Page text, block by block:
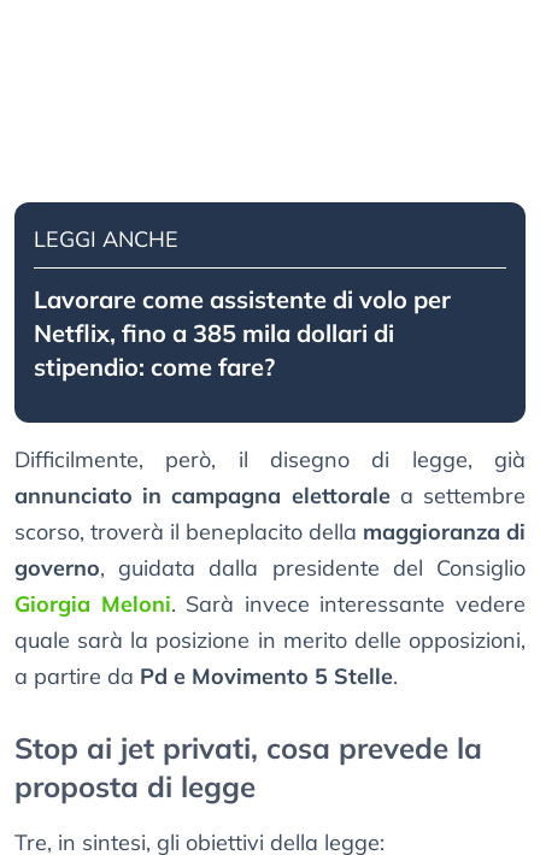
LEGGI ANCHE
Lavorare come assistente di volo per
Netflix, fino a 385 mila dollari di
stipendio: come fare?
Difficilmente, però, il disegno di legge, già
annunciato in campagna elettoralea settembre
scorso, troverà il beneplacito della maggioranza di
governo, guidata dalla presidente del Consiglio
Giorgia Meloni. Sarà invece interessante vedere
quale sarà la posizione in merito delle opposizioni,
a partire da Pd e Movimento 5 Stelle.
Stop ai jet privati, cosa prevede la
proposta di legge
Tre, in sintesi, gli obiettivi della legge: